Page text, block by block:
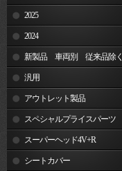
2025
2024
新製品 車両別 従来品除く
汎用
アウトレット製品
スペシャルプライスパーツ
スーパーヘッド4V+R
シートカバー